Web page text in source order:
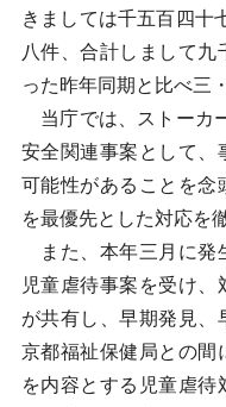
きましては千五百四十
八件、合計しまして
った昨年同期と比べ三
当庁では、ストーカ
安全関連事案として、
可能性があることを念
を最優先とした対応を
また、本年三月に発
児童虐待事案を受け
が共有し、早期発見、
京都福祉保健局との間
を内容とする児童虐